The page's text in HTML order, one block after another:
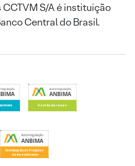
S/A é instituição
Central do Brasil.